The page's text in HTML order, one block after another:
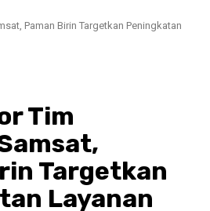
Paman Birin Targetkan Peningkatan
Tim
Targetkan
Layanan